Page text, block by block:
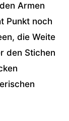
Armen
Punkt noch
die Weite
den Stichen